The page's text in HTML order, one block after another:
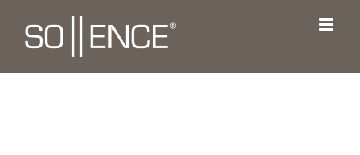
Inhalt
springen